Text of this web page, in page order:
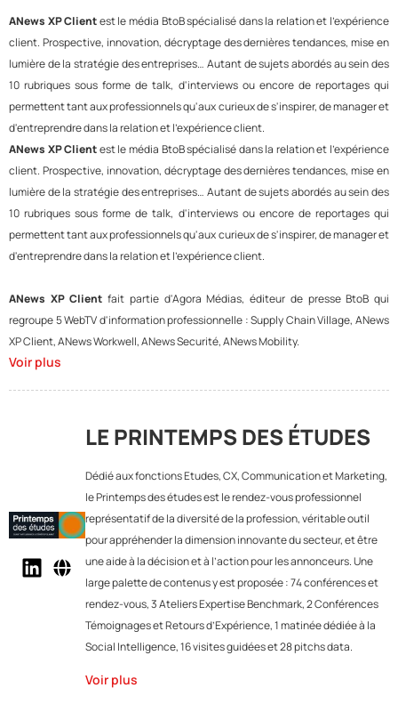
ANews XP Clientest le média BtoB spécialisé dans la relation et l'expérience
client. Prospective, innovation, décryptage des dernières tendances, mise en
lumière de la stratégie des entreprises… Autant de sujets abordés au sein des
10 rubriques sous forme de talk, d'interviews ou encore de reportages qui
permettent tant aux professionnels qu'aux curieux de s'inspirer, de manager et
d'entreprendre dans la relation et l'expérience client.
ANews XP Clientest le média BtoB spécialisé dans la relation et l'expérience
client. Prospective, innovation, décryptage des dernières tendances, mise en
lumière de la stratégie des entreprises… Autant de sujets abordés au sein des
10 rubriques sous forme de talk, d'interviews ou encore de reportages qui
permettent tant aux professionnels qu'aux curieux de s'inspirer, de manager et
d'entreprendre dans la relation et l'expérience client.
ANews XP Client fait partie d'Agora Médias, éditeur de presse BtoB qui
regroupe 5 WebTV d'information professionnelle : Supply Chain Village, ANews
XP Client, ANews Workwell, ANews Securité, ANews Mobility.
Voir plus
LE PRINTEMPS DES ÉTUDES
Dédié aux fonctions Etudes, CX, Communication et Marketing,
le Printemps des études est le rendez-vous professionnel
représentatif de la diversité de la profession, véritable outil
pour appréhender la dimension innovante du secteur, et être
une aide à la décision et à l’action pour les annonceurs. Une
large palette de contenus y est proposée : 74 conférences et
rendez-vous, 3 Ateliers Expertise Benchmark, 2 Conférences
Témoignages et Retours d’Expérience, 1 matinée dédiée à la
Social Intelligence, 16 visites guidées et 28 pitchs data.
Voir plus